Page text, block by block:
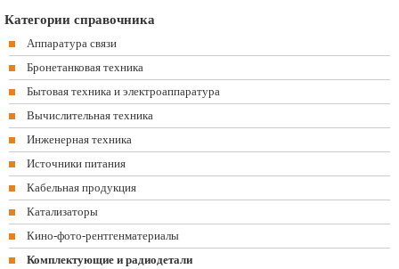
Категории справочника
Аппаратура связи
Бронетанковая техника
Бытовая техника и электроаппаратура
Вычислительная техника
Инженерная техника
Источники питания
Кабельная продукция
Катализаторы
Кино-фото-рентгенматериалы
Комплектующие и радиодетали